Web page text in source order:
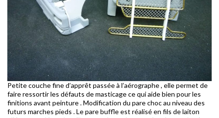
Petite couche fine d’apprêt passée à l’aérographe , elle permet de
faire ressortir les défauts de masticage ce qui aide bien pour les
finitions avant peinture . Modification du pare choc au niveau des
futurs marches pieds . Le pare buffle est réalisé en fils de laiton